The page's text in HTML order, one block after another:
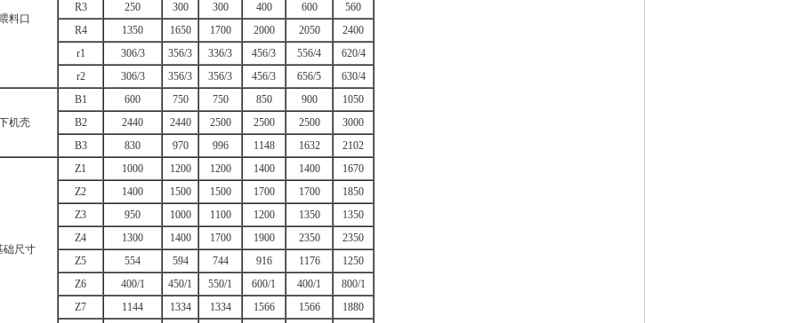
料口
R3
250 300 300 400 600
560
R4
1350 1650 1700 2000 2050
2400
r1
306/3 356/3 336/3 456/3 556/4
620/4
r2
306/3 356/3 356/3 456/3 656/5 630/4
机壳
B1 600 750 750 850 900
1050
B2
2440 2440 2500 2500 2500
3000
B3
830 970 996 1148 1632 2102
础尺寸
Z1 1000 1200 1200 1400 1400
1670
Z2
1400 1500 1500 1700 1700
1850
Z3
950 1000 1100 1200 1350
1350
Z4
1300 1400 1700 1900 2350
2350
Z5
554 594 744 916 1176
1250
Z6
400/1 450/1 550/1 600/1 400/1
800/1
Z7
1144 1334 1334 1566 1566
1880